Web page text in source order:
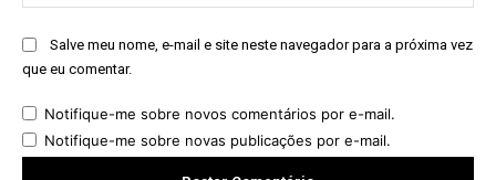
Salve meu nome, e-mail e site neste navegador para a próxima vez
que eu comentar.
Notifique-me sobre novos comentários por e-mail.
Notifique-me sobre novas publicações por e-mail.